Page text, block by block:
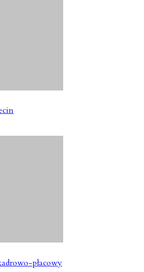
płacowy